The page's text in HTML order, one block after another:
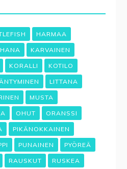
HARMAA
KARVAINEN
KORALLI KOTILO
LITTANA
MUSTA
OHUT ORANSSI
PIKÄNOKKAINEN
PUNAINEN PYÖREÄ
RAUSKUT RUSKEA